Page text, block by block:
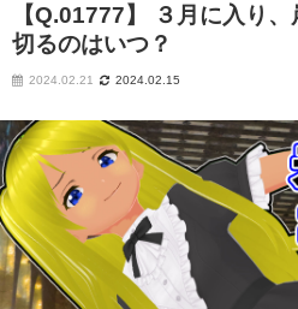
【Q.01777】 ３月に入り
切るのはいつ？
2024.02.21 2024.02.15